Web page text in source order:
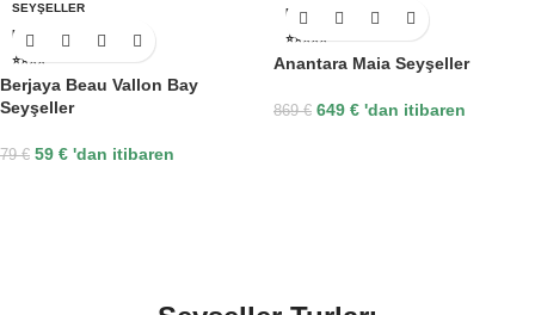
SEYŞELLER
MAHE
⭐⭐⭐⭐
Berjaya Beau Vallon Bay
Seyşeller
79€ 59 € 'dan itibaren
MAHE
⭐⭐⭐⭐⭐
Anantara Maia Seyşeller
869€ 649 € 'dan itibaren